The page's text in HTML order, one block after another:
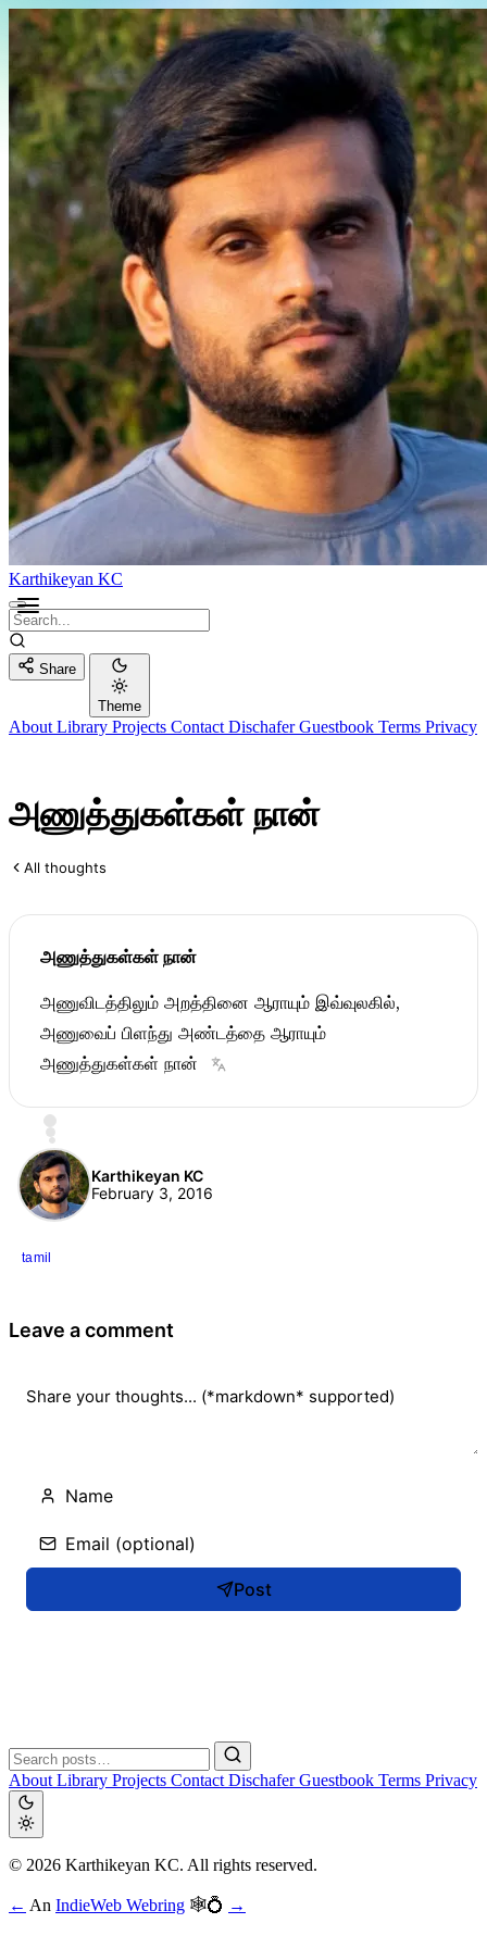
Karthikeyan KC
Share
Theme
About Library Projects Contact DischaferGuestbook Terms Privacy
அணுத்துகள்கள் நான்
All thoughts
அணுத்துகள்கள் நான்
அணுவிடத்திலும் அறத்தினை ஆராயும் இவ்வுலகில்,
அணுவைப் பிளந்து அண்டத்தை ஆராயும்
அணுத்துகள்கள் நான்
Show translation
Karthikeyan KC
February 3, 2016
tamil
Leave a comment
Post
About Library Projects Contact DischaferGuestbook Terms Privacy
© 2026 Karthikeyan KC. All rights reserved.
← An IndieWeb Webring 🕸💍 →